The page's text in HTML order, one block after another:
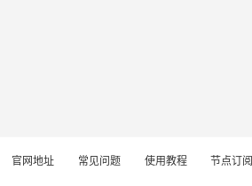
官网地址 常见问题 使用教程 节点订阅